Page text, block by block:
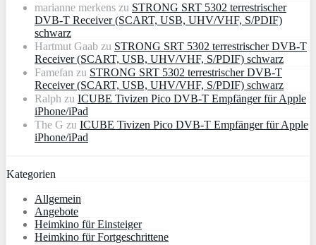
marianne merkens zu STRONG SRT 5302 terrestrischer
DVB-T Receiver (SCART, USB, UHV/VHF, S/PDIF)
schwarz
Hartmut Gaab zu STRONG SRT 5302 terrestrischer DVB-T
Receiver (SCART, USB, UHV/VHF, S/PDIF) schwarz
Famefan zu STRONG SRT 5302 terrestrischer DVB-T
Receiver (SCART, USB, UHV/VHF, S/PDIF) schwarz
Ralph zu ICUBE Tivizen Pico DVB-T Empfänger für Apple
iPhone/iPad
The G zu ICUBE Tivizen Pico DVB-T Empfänger für Apple
iPhone/iPad
Kategorien
Allgemein
Angebote
Heimkino für Einsteiger
Heimkino für Fortgeschrittene